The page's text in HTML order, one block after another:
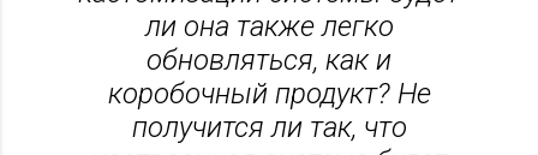
ли она также легко
обновляться, как и
коробочный продукт? Не
получится ли так, что